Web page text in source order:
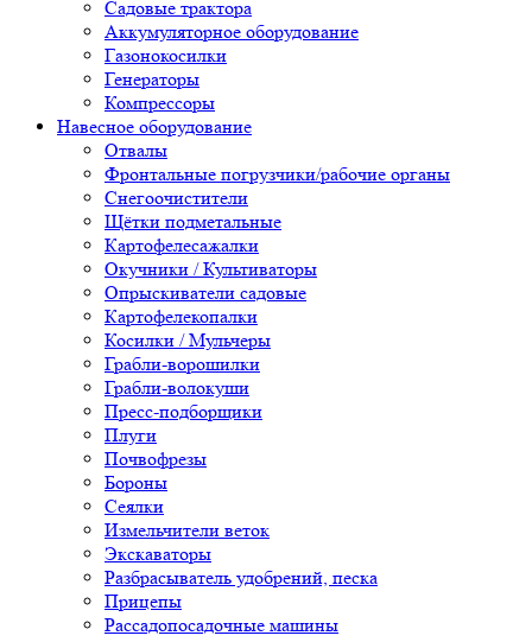
Садовые трактора
Аккумуляторное оборудование
Газонокосилки
Генераторы
Компрессоры
Навесное оборудование
Отвалы
Фронтальные погрузчики/рабочие органы
Снегоочистители
Щётки подметальные
Картофелесажалки
Окучники / Культиваторы
Опрыскиватели садовые
Картофелекопалки
Косилки / Мульчеры
Грабли-ворошилки
Грабли-волокуши
Пресс-подборщики
Плуги
Почвофрезы
Бороны
Сеялки
Измельчители веток
Экскаваторы
Разбрасыватель удобрений, песка
Прицепы
Рассадопосадочные машины